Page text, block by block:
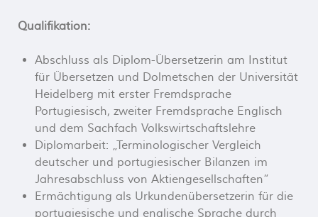
Qualifikation:
Abschluss als Diplom-Übersetzerin am Institut
für Übersetzen und Dolmetschen der Universität
Heidelberg mit erster Fremdsprache
Portugiesisch, zweiter Fremdsprache Englisch
und dem Sachfach Volkswirtschaftslehre
Diplomarbeit: „Terminologischer Vergleich
deutscher und portugiesischer Bilanzen im
Jahresabschluss von Aktiengesellschaften“
Ermächtigung als Urkundenübersetzerin für die
portugiesische und englische Sprache durch